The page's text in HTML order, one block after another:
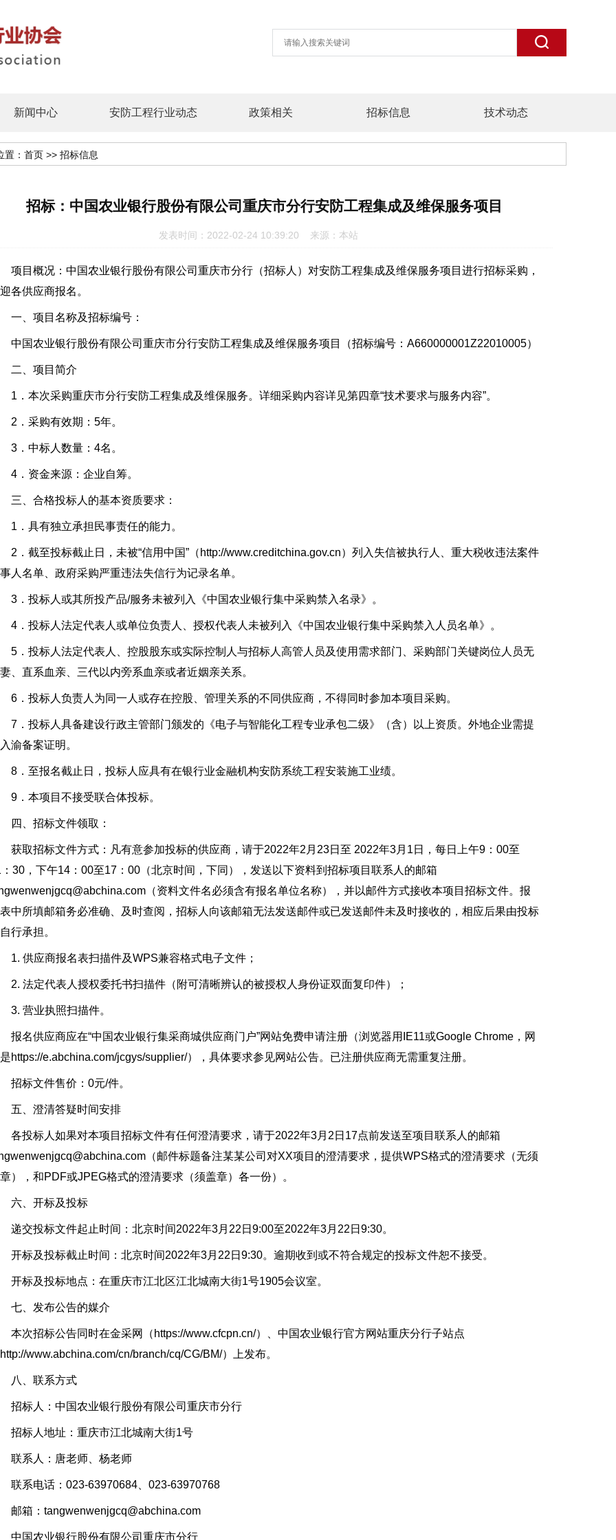
新闻中心 安防工程行业动态 政策相关 招标信息 技术动态
置： 首页 >> 招标信息
招标：中国农业银行股份有限公司重庆市分行安防工程集成及维保服务项目
发表时间：2022-02-24 10:39:20 来源：本站
目概况：中国农业银行股份有限公司重庆市分行（招标人）对安防工程集成及维保服务项目进行招标采购，
各供应商报名。
、项目名称及招标编号：
国农业银行股份有限公司重庆市分行安防工程集成及维保服务项目（招标编号：A660000001Z22010005）
、项目简介
本次采购重庆市分行安防工程集成及维保服务。详细采购内容详见第四章“技术要求与服务内容”。
采购有效期：5年。
中标人数量：4名。
资金来源：企业自筹。
、合格投标人的基本资质要求：
具有独立承担民事责任的能力。
截至投标截止日，未被“信用中国”（http://www.creditchina.gov.cn）列入失信被执行人、重大税收违法案件
人名单、政府采购严重违法失信行为记录名单。
投标人或其所投产品/服务未被列入《中国农业银行集中采购禁入名录》。
投标人法定代表人或单位负责人、授权代表人未被列入《中国农业银行集中采购禁入人员名单》。
投标人法定代表人、控股股东或实际控制人与招标人高管人员及使用需求部门、采购部门关键岗位人员无
、直系血亲、三代以内旁系血亲或者近姻亲关系。
投标人负责人为同一人或存在控股、管理关系的不同供应商，不得同时参加本项目采购。
投标人具备建设行政主管部门颁发的《电子与智能化工程专业承包二级》（含）以上资质。外地企业需提
渝备案证明。
至报名截止日，投标人应具有在银行业金融机构安防系统工程安装施工业绩。
本项目不接受联合体投标。
、招标文件领取：
取招标文件方式：凡有意参加投标的供应商，请于2022年2月23日至 2022年3月1日，每日上午9：00至
30，下午14：00至17：00（北京时间，下同），发送以下资料到招标项目联系人的邮箱
（资料文件名必须含有报名单位名称），并以邮件方式接收本项目招标文件。报
中所填邮箱务必准确、及时查阅，招标人向该邮箱无法发送邮件或已发送邮件未及时接收的，相应后果由投标
行承担。
供应商报名表扫描件及WPS兼容格式电子文件；
法定代表人授权委托书扫描件（附可清晰辨认的被授权人身份证双面复印件）；
营业执照扫描件。
名供应商应在“中国农业银行集采商城供应商门户”网站免费申请注册（浏览器用IE11或Google Chrome，网
https://e.abchina.com/jcgys/supplier/），具体要求参见网站公告。已注册供应商无需重复注册。
标文件售价：0元/件。
、澄清答疑时间安排
投标人如果对本项目招标文件有任何澄清要求，请于2022年3月2日17点前发送至项目联系人的邮箱
（邮件标题备注某某公司对XX项目的澄清要求，提供WPS格式的澄清要求（无须
），和PDF或JPEG格式的澄清要求（须盖章）各一份）。
、开标及投标
交投标文件起止时间：北京时间2022年3月22日9:00至2022年3月22日9:30。
标及投标截止时间：北京时间2022年3月22日9:30。逾期收到或不符合规定的投标文件恕不接受。
标及投标地点：在重庆市江北区江北城南大街1号1905会议室。
、发布公告的媒介
次招标公告同时在金采网（https://www.cfcpn.cn/）、中国农业银行官方网站重庆分行子站点
http://www.abchina.com/cn/branch/cq/CG/BM/）上发布。
、联系方式
标人：中国农业银行股份有限公司重庆市分行
标人地址：重庆市江北城南大街1号
系人：唐老师、杨老师
系电话：023-63970684、023-63970768
箱：tangwenwenjgcq@abchina.com
国农业银行股份有限公司重庆市分行